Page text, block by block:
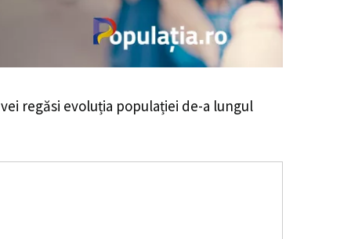
regăsi evoluția populației de-a lungul